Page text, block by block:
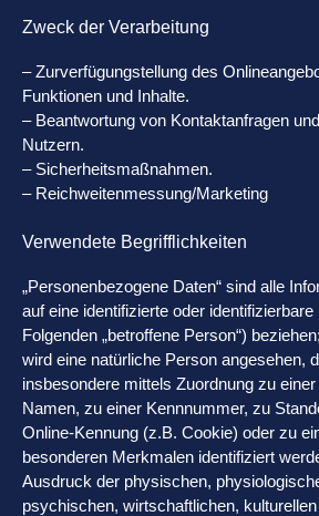
Zweck der Verarbeitung
– Zurverfügungstellung des
Funktionen und Inhalte.
– Beantwortung von Kontaktanfragen
Nutzern.
– Sicherheitsmaßnahmen.
– Reichweitenmessung/Marketing
Verwendete Begrifflichkeiten
„Personenbezogene Daten“ sind alle
auf eine identifizierte oder
Folgenden „betroffene Person“)
wird eine natürliche Person angesehen,
insbesondere mittels Zuordnung zu
Namen, zu einer Kennnummer, zu
Online-Kennung (z.B. Cookie) oder zu
besonderen Merkmalen identifiziert
Ausdruck der physischen,
psychischen, wirtschaftlichen,